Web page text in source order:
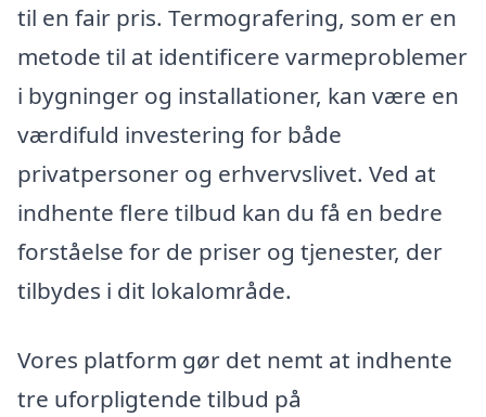
til en fair pris. Termografering, som er en
metode til at identificere varmeproblemer
i bygninger og installationer, kan være en
værdifuld investering for både
privatpersoner og erhvervslivet. Ved at
indhente flere tilbud kan du få en bedre
forståelse for de priser og tjenester, der
tilbydes i dit lokalområde.
Vores platform gør det nemt at indhente
tre uforpligtende tilbud på